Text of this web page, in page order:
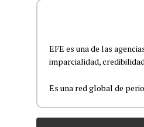
EFE es una de las
imparcialidad,
Es una red global de